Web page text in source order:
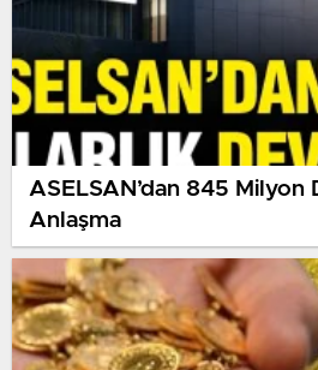
ASELSAN’dan 845 Milyon
Anlaşma